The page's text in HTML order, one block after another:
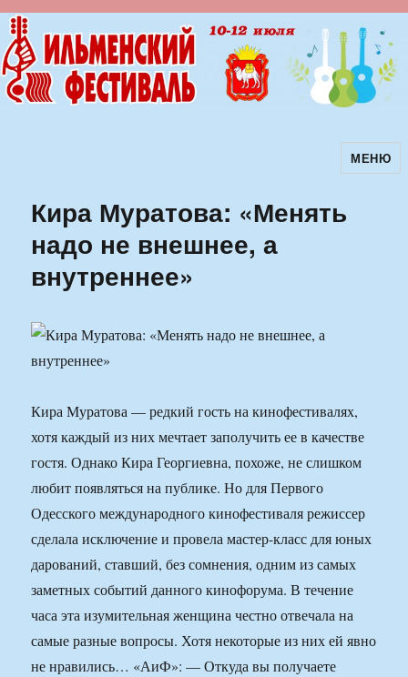
Ильменский фестиваль авторскойМЕНЮ
Кира Муратова: «Менять
надо не внешнее, а
внутреннее»
Кира Муратова — редкий гость на кинофестивалях,
хотя каждый из них мечтает заполучить ее в качестве
гостя. Однако Кира Георгиевна, похоже, не слишком
любит появляться на публике. Но для Первого
Одесского международного кинофестиваля режиссер
сделала исключение и провела мастер-класс для юных
дарований, ставший, без сомнения, одним из самых
заметных событий данного кинофорума. В течение
часа эта изумительная женщина честно отвечала на
самые разные вопросы. Хотя некоторые из них ей явно
не нравились… «АиФ»: — Откуда вы получаете